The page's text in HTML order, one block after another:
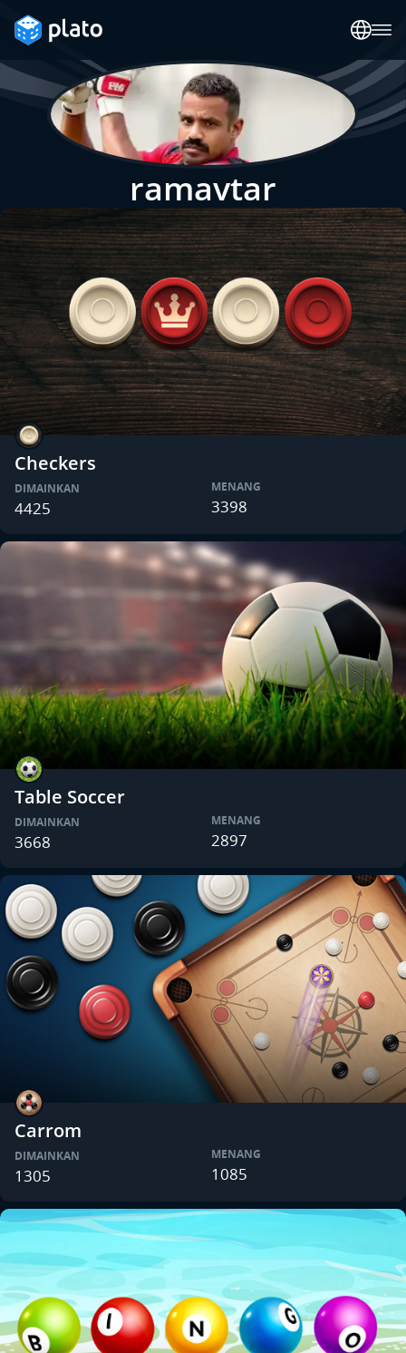
ramavtar
Checkers
DIMAINKAN
4425
MENANG
3398
Table Soccer
DIMAINKAN
3668
MENANG
2897
Carrom
DIMAINKAN
1305
MENANG
1085